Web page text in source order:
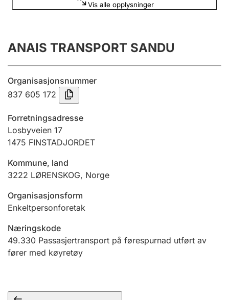
Årsrekneskap
Innsending og forseinkingsgebyr
Tinglysing
Jeger
Ektepaktrettleiaren
Andre tema
Vis alle opplysninger
ANAIS TRANSPORT SANDU
Organisasjonsnummer
837 605 172
Forretningsadresse
Losbyveien 17
1475 FINSTADJORDET
Kommune, land
3222 LØRENSKOG, Norge
Organisasjonsform
Enkeltpersonforetak
Næringskode
49.330 Passasjertransport på førespurnad utført av
fører med køyretøy